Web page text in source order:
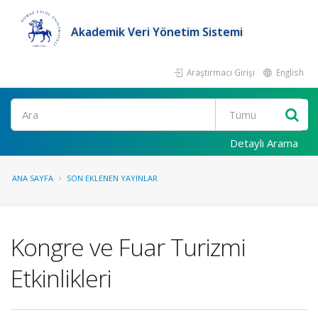
Akademik Veri Yönetim Sistemi
Araştırmacı Girişi English
Ara
Detaylı Arama
ANA SAYFA SON EKLENEN YAYINLAR
Kongre ve Fuar Turizmi
Etkinlikleri